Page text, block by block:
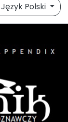
Język Polski